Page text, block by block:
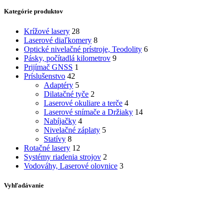
Kategórie produktov
Krížové lasery 28
Laserové diaľkomery 8
Optické nivelačné prístroje, Teodolity 6
Pásky, počítadlá kilometrov 9
Prijímač GNSS 1
Príslušenstvo 42
Adaptéry 5
Dilatačné tyče 2
Laserové okuliare a terče 4
Laserové snímače a Držiaky 14
Nabíjačky 4
Nivelačné záplaty 5
Statívy 8
Rotačné lasery 12
Systémy riadenia strojov 2
Vodováhy, Laserové olovnice 3
Vyhľadávanie